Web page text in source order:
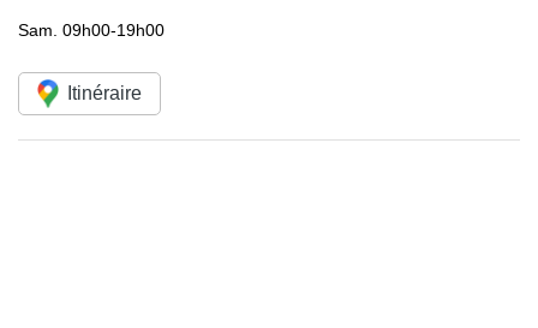
Sam. 09h00-19h00
Itinéraire